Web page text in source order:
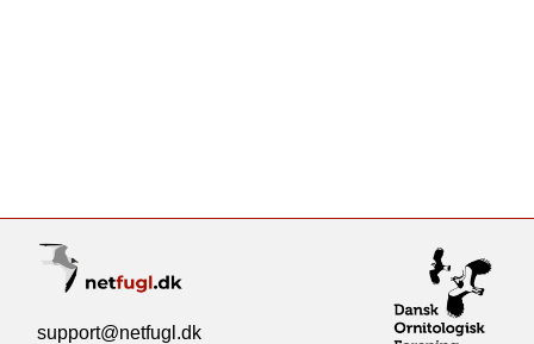
support@netfugl.dk